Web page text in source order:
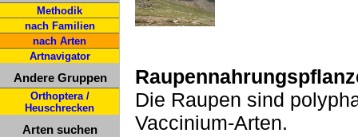
Methodik
nach Familien
nach Arten
Artnavigator
Andere Gruppen
Orthoptera /
Heuschrecken
Arten suchen
Die Raupen sind
Vaccinium-Arten.